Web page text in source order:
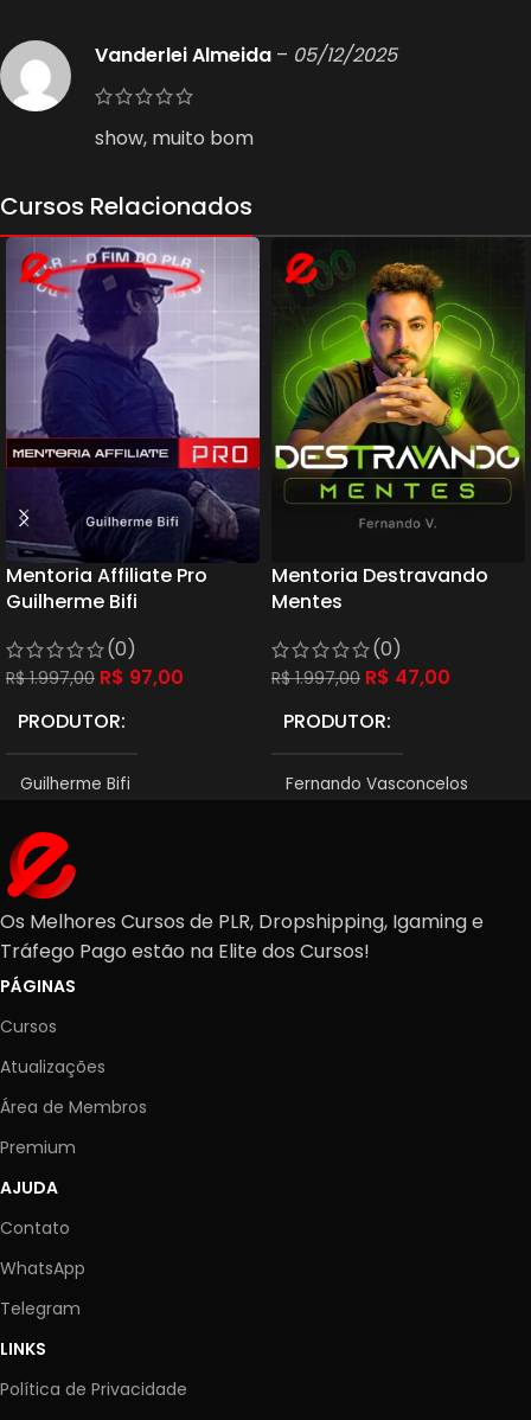
Vanderlei Almeida – 05/12/2025
show, muito bom
Cursos Relacionados
Mentoria Affiliate Pro
Guilherme Bifi
(0)
R$1.997,00 R$ 97,00
PRODUTOR
Guilherme Bifi
ÚLTIMA ATUALIZAÇÃO
07/03/2024
Mentoria Destravando
Mentes
(0)
R$1.997,00 R$ 47,00
PRODUTOR
Fernando Vasconcelos
17/12/2023
Os Melhores Cursos de PLR, Dropshipping, Igaming e
Tráfego Pago estão na Elite dos Cursos!
PÁGINAS
Cursos
Atualizações
Área de Membros
Premium
AJUDA
Contato
WhatsApp
Telegram
LINKS
Política de Privacidade